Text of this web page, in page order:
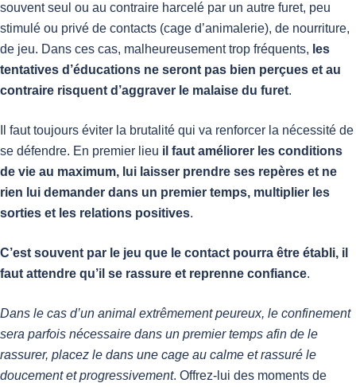
souvent seul ou au contraire harcelé par un autre furet, peu
stimulé ou privé de contacts (cage d’animalerie), de nourriture,
de jeu. Dans ces cas, malheureusement trop fréquents, les
tentatives d’éducations ne seront pas bien perçues et au
contraire risquent d’aggraver le malaise du furet.
Il faut toujours éviter la brutalité qui va renforcer la nécessité de
se défendre. En premier lieu il faut améliorer les conditions
de vie au maximum, lui laisser prendre ses repères et ne
rien lui demander dans un premier temps, multiplier les
sorties et les relations positives.
C’est souvent par le jeu que le contact pourra être établi, il
faut attendre qu’il se rassure et reprenne confiance.
Dans le cas d’un animal extrêmement peureux, le confinement
sera parfois nécessaire dans un premier temps afin de le
rassurer, placez le dans une cage au calme et rassuré le
doucement et progressivement. Offrez-lui des moments de